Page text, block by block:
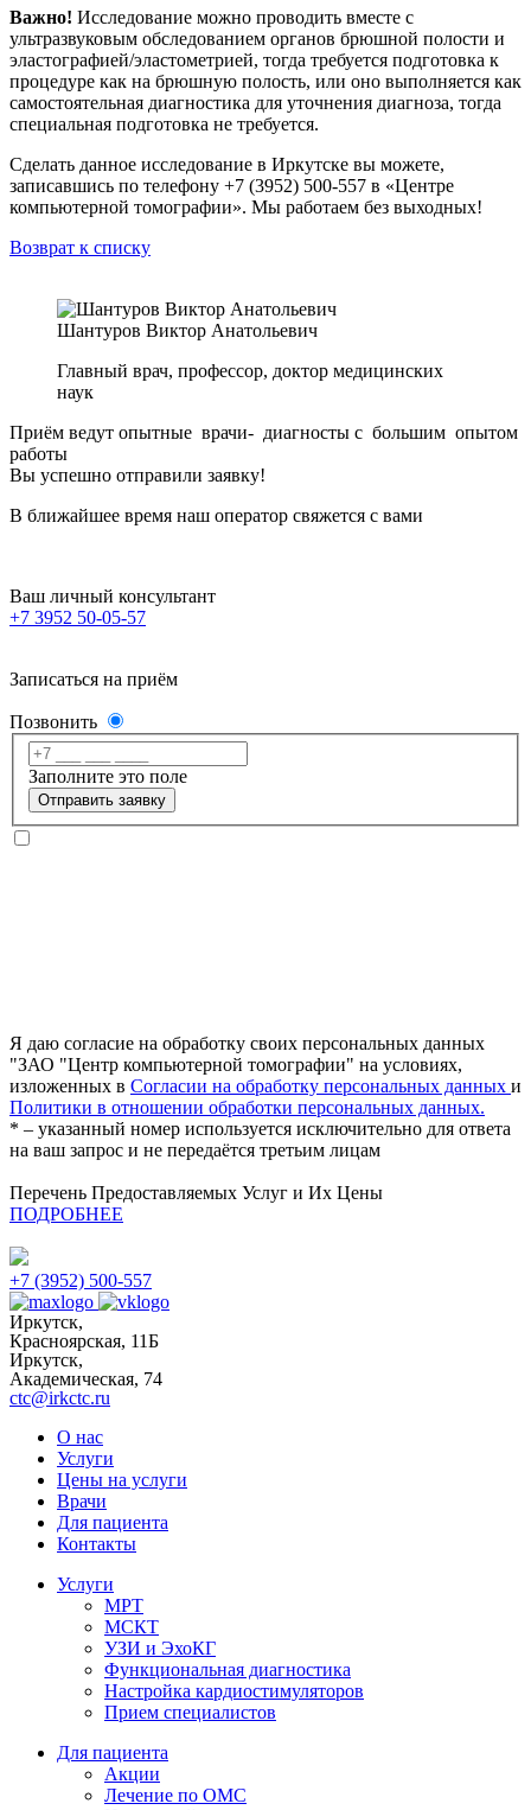
Важно! Исследование можно проводить вместе с
ультразвуковым обследованием органов брюшной полости и
эластографией/эластометрией, тогда требуется подготовка к
процедуре как на брюшную полость, или оно выполняется как
самостоятельная диагностика для уточнения диагноза, тогда
специальная подготовка не требуется.
Сделать данное исследование в Иркутске вы можете,
записавшись по телефону +7 (3952) 500-557 в «Центре
компьютерной томографии». Мы работаем без выходных!
Возврат к списку
Шантуров Виктор Анатольевич
Главный врач, профессор, доктор медицинских
наук
Приём ведут опытные врачи- диагносты с большим опытом
работы
Вы успешно отправили заявку!
В ближайшее время наш оператор свяжется с вами
Ваш личный консультант
+7 3952 50-05-57
Записаться на приём
Позвонить
Заполните это поле
Отправить заявку
Я даю согласие на обработку своих персональных данных
"ЗАО "Центр компьютерной томографии" на условиях,
изложенных в Согласии на обработку персональных данных и
Политики в отношении обработки персональных данных.
* – указанный номер используется исключительно для ответа
на ваш запрос и не передаётся третьим лицам
Перечень Предоставляемых Услуг и Их Цены
ПОДРОБНЕЕ
+7 (3952) 500-557
Иркутск,
Красноярская, 11Б
Иркутск,
Академическая, 74
ctc@irkctc.ru
О нас
Услуги
Цены на услуги
Врачи
Для пациента
Контакты
Услуги
МРТ
МСКТ
УЗИ и ЭхоКГ
Функциональная диагностика
Настройка кардиостимуляторов
Прием специалистов
Для пациента
Акции
Лечение по ОМС